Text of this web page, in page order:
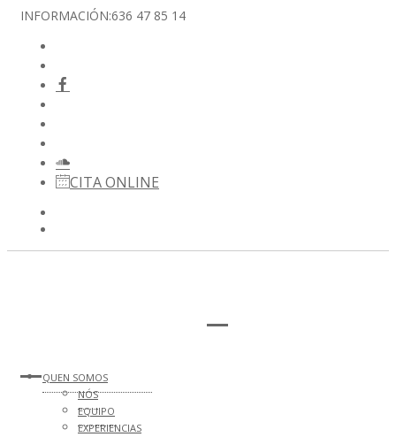
INFORMACIÓN:636 47 85 14
CITA ONLINE
QUEN SOMOS
NÓS
EQUIPO
EXPERIENCIAS